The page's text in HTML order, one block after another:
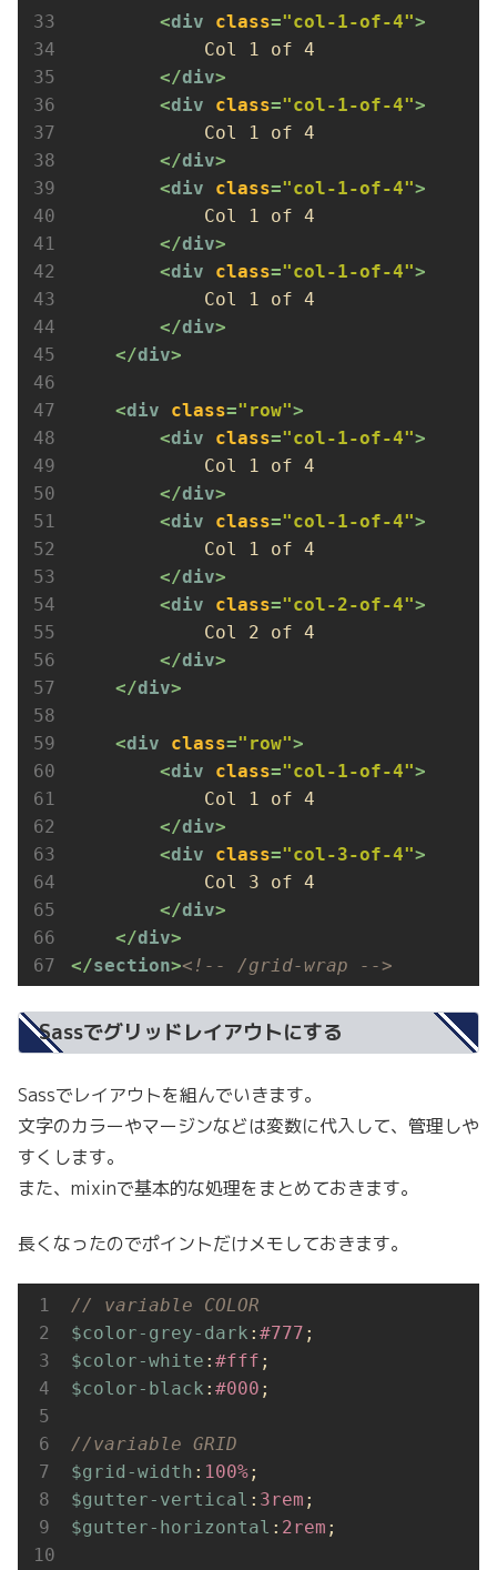
<div class="col-1-of-4">
            Col 1 of 4
</div>
<div class="col-1-of-4">
            Col 1 of 4
</div>
<div class="col-1-of-4">
            Col 1 of 4
</div>
<div class="col-1-of-4">
            Col 1 of 4
</div>
</div>
<div class="row">
<div class="col-1-of-4">
            Col 1 of 4
</div>
<div class="col-1-of-4">
            Col 1 of 4
</div>
<div class="col-2-of-4">
            Col 2 of 4
</div>
</div>
<div class="row">
<div class="col-1-of-4">
            Col 1 of 4
</div>
<div class="col-3-of-4">
            Col 3 of 4
</div>
</div>
</section><!-- /grid-wrap -->
Sassでグリッドレイアウトにする
Sassでレイアウトを組んでいきます。
文字のカラーやマージンなどは変数に代入して、管理しや
すくします。
また、mixinで基本的な処理をまとめておきます。
長くなったのでポイントだけメモしておきます。
// variable COLOR
$color-grey-dark : #777
$color-white : #fff
$color-black : #000 ;
//variable GRID
$grid-width : 100%
$gutter-vertical : 3rem
$gutter-horizontal : 2rem ;